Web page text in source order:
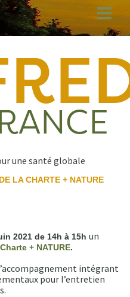
une santé globale
LA CHARTE + NATURE
2021 de 14h à 15hun
Charte + NATURE.
intégrant
pour l’entretien